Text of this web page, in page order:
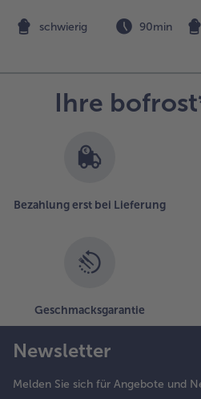
schwierig 90min
Ihre
Bezahlung erst bei Lieferung
Geschmacksgarantie
Newsletter
Melden Sie sich für Angebote und